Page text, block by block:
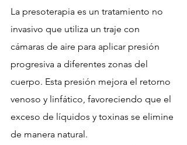
La presoterapia es un tratamiento no
invasivo que utiliza un traje con
cámaras de aire para aplicar presión
progresiva a diferentes zonas del
cuerpo. Esta presión mejora el retorno
venoso y linfático, favoreciendo que el
exceso de líquidos y toxinas se elimine
de manera natural.